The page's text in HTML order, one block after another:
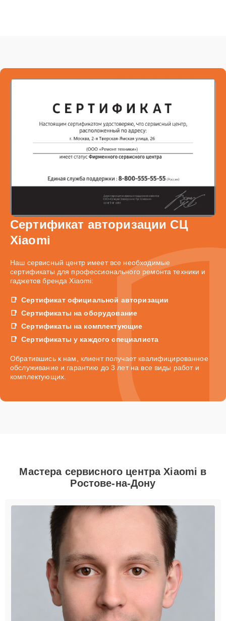
Сертификат авторизации СЦ
Xiaomi
Наш сервисный центр имеет все необходимые
сертификаты для профессионального ремонта техники и
гаджетов бренда Xiaomi:
Сертификат официальной авторизации
Сертификаты на оборудование
Сертификаты на комплектующие
Сертификаты у каждого специалиста
Обратившись к нам, клиент получает квалифицированное
обслуживание и гарантию до 3 лет на все виды работ и
комплектующих.
Мастера сервисного центра Xiaomi в
Ростове-на-Дону